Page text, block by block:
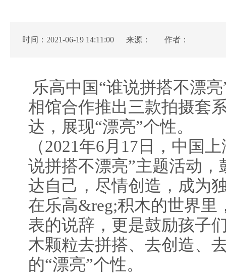
时间：2021-06-19 14:11:00 来源： 作者：
乐高中国“谁说拼搭不漂
相馆合作推出三款拍摄套
达，展现“漂亮”个性。
（2021年6月17日，中国
说拼搭不漂亮”主题活动
达自己，尽情创造，成为
在乐高&reg;积木的世界里
表的说辞，更是鼓励孩子
木颗粒去拼搭、去创造、
的“漂亮”个性。